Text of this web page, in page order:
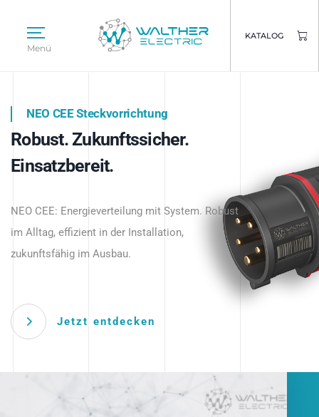
Menü
KATALOG
Intelligente Stromverteilung
beginnt hier.
NEO CEE Steckvorrichtung
Robust. Zukunftssicher.
Einsatzbereit.
NEO CEE: Energieverteilung mit System. Robust
im Alltag, effizient in der Installation,
zukunftsfähig im Ausbau.
Jetzt entdecken
Intelligenz trifft Energie.
Anwendungen – robust, IP-geschützt und
zukunftsfähig.